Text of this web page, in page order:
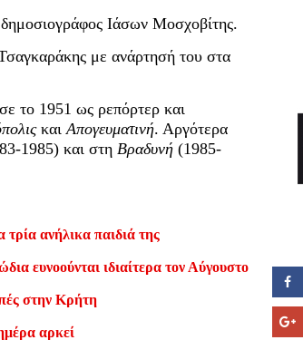
Ιάσων Μοσχοβίτης.
με ανάρτησή του στα
το 1951 ως ρεπόρτερ και
καιΑπογευματινή. Αργότερα
1985) και στη Βραδυνή (1985-
ανήλικα παιδιά της
ευνοούνται ιδιαίτερα τον Αύγουστο
στην Κρήτη
αρκεί